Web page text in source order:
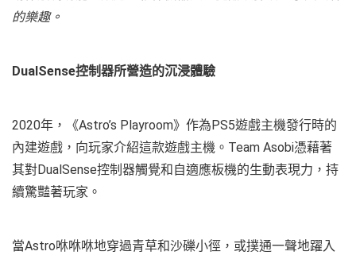
的樂趣。
DualSense控制器所營造的沉浸體驗
2020年，《Astro’s Playroom》作為PS5遊戲主機發行時的
內建遊戲，向玩家介紹這款遊戲主機。Team Asobi憑藉著
其對DualSense控制器觸覺和自適應板機的生動表現力，持
續驚豔著玩家。
當Astro咻咻咻地穿過青草和沙礫小徑，或撲通一聲地躍入